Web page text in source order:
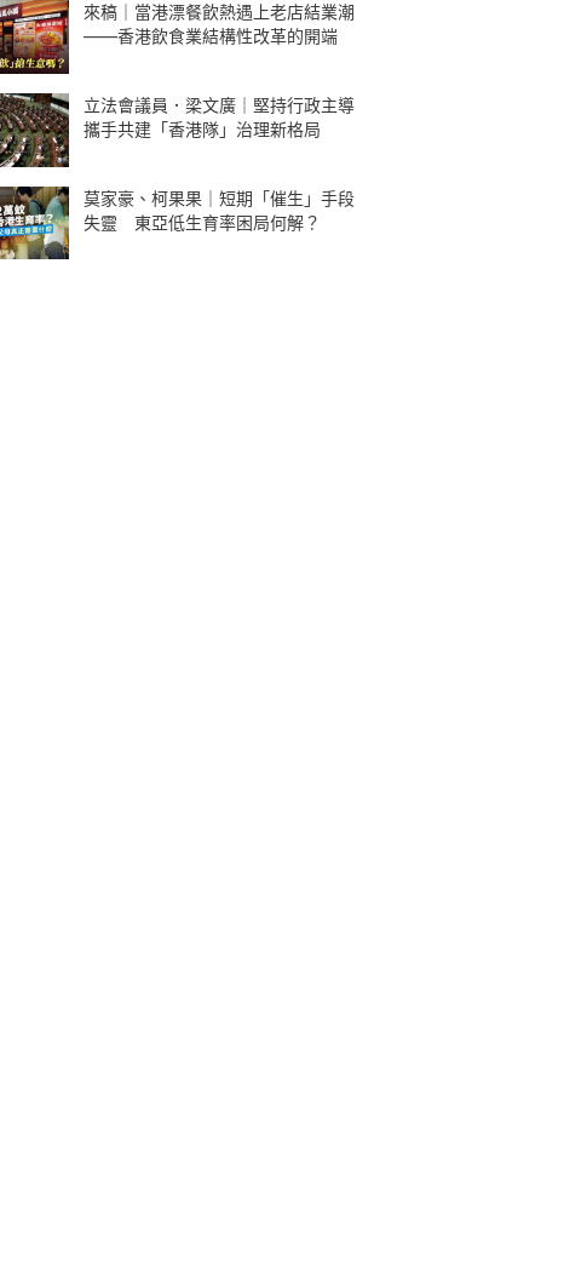
來稿｜當港漂餐飲熱遇上老店結業潮
——香港飲食業結構性改革的開端
立法會議員．梁文廣｜堅持行政主導
攜手共建「香港隊」治理新格局
莫家豪、柯果果｜短期「催生」手段
失靈 東亞低生育率困局何解？